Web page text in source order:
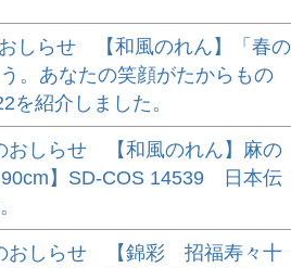
しらせ 【和風のれん】「春の
。あなたの笑顔がたからもの
を紹介しました。
しらせ 【和風のれん】麻の
】SD-COS 14539 日本伝
おしらせ 【錦彩 招福寿々十
示